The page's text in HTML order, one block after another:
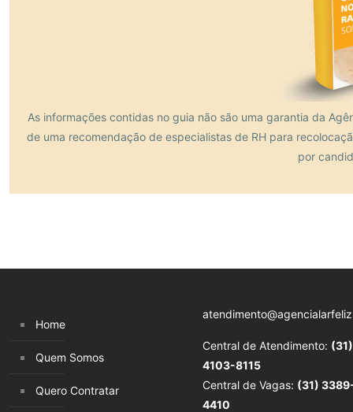
As informações contidas no guia não são uma garantia da
de uma recomendação de especialistas de RH para
por
Home
Quem Somos
Quero Contratar
Central de Atendimento: (31)
4103-8115
Central de Vagas: (31)
4410